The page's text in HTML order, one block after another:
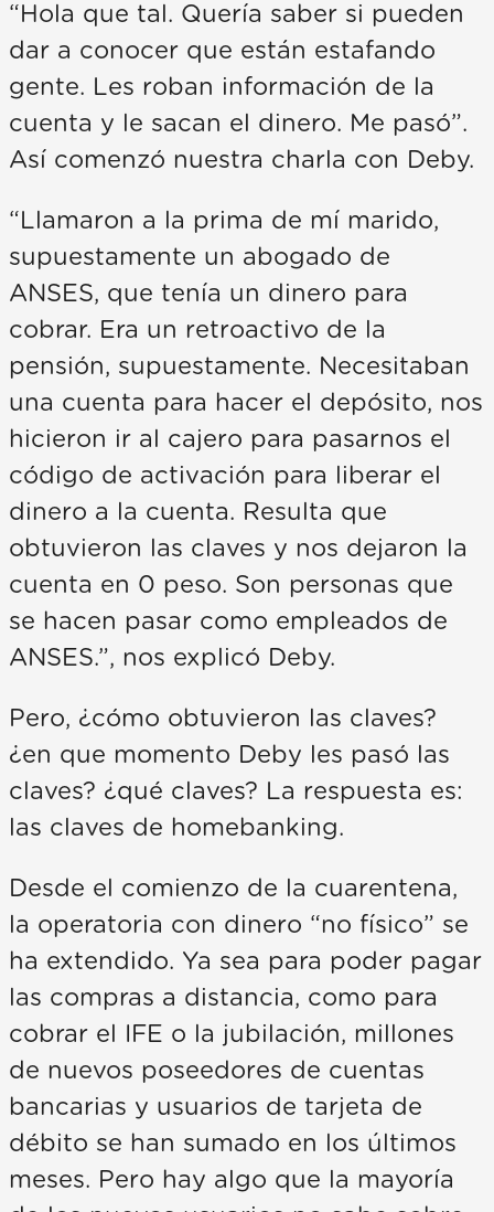
“Hola que tal. Quería saber si pueden
dar a conocer que están estafando
gente. Les roban información de la
cuenta y le sacan el dinero. Me pasó”.
Así comenzó nuestra charla con Deby.
“Llamaron a la prima de mí marido,
supuestamente un abogado de
ANSES, que tenía un dinero para
cobrar. Era un retroactivo de la
pensión, supuestamente. Necesitaban
una cuenta para hacer el depósito, nos
hicieron ir al cajero para pasarnos el
código de activación para liberar el
dinero a la cuenta. Resulta que
obtuvieron las claves y nos dejaron la
cuenta en 0 peso. Son personas que
se hacen pasar como empleados de
ANSES.”, nos explicó Deby.
Pero, ¿cómo obtuvieron las claves?
¿en que momento Deby les pasó las
claves? ¿qué claves? La respuesta es:
las claves de homebanking.
Desde el comienzo de la cuarentena,
la operatoria con dinero “no físico” se
ha extendido. Ya sea para poder pagar
las compras a distancia, como para
cobrar el IFE o la jubilación, millones
de nuevos poseedores de cuentas
bancarias y usuarios de tarjeta de
débito se han sumado en los últimos
meses. Pero hay algo que la mayoría